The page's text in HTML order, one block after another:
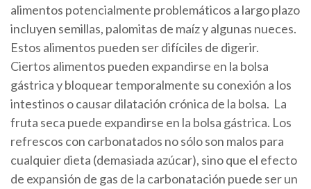
alimentos potencialmente problemáticos a largo plazo
incluyen semillas, palomitas de maíz y algunas nueces.
Estos alimentos pueden ser difíciles de digerir.
Ciertos alimentos pueden expandirse en la bolsa
gástrica y bloquear temporalmente su conexión a los
intestinos o causar dilatación crónica de la bolsa. La
fruta seca puede expandirse en la bolsa gástrica. Los
refrescos con carbonatados no sólo son malos para
cualquier dieta (demasiada azúcar), sino que el efecto
de expansión de gas de la carbonatación puede ser un